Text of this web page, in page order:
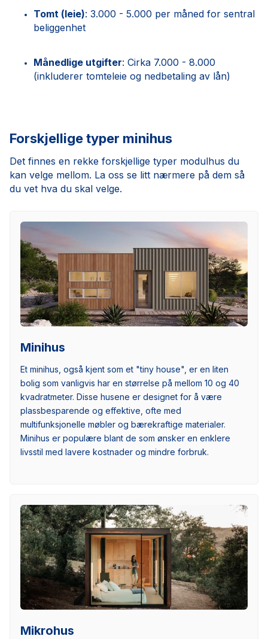
Tomt (leie): 3.000 - 5.000 per måned for sentral
beliggenhet
Månedlige utgifter: Cirka 7.000 - 8.000
(inkluderer tomteleie og nedbetaling av lån)
Forskjellige typer minihus
Det finnes en rekke forskjellige typer modulhus du
kan velge mellom. La oss se litt nærmere på dem så
du vet hva du skal velge.
Minihus
Et minihus, også kjent som et "tiny house", er en liten
bolig som vanligvis har en størrelse på mellom 10 og 40
kvadratmeter. Disse husene er designet for å være
plassbesparende og effektive, ofte med
multifunksjonelle møbler og bærekraftige materialer.
Minihus er populære blant de som ønsker en enklere
livsstil med lavere kostnader og mindre forbruk.
Mikrohus